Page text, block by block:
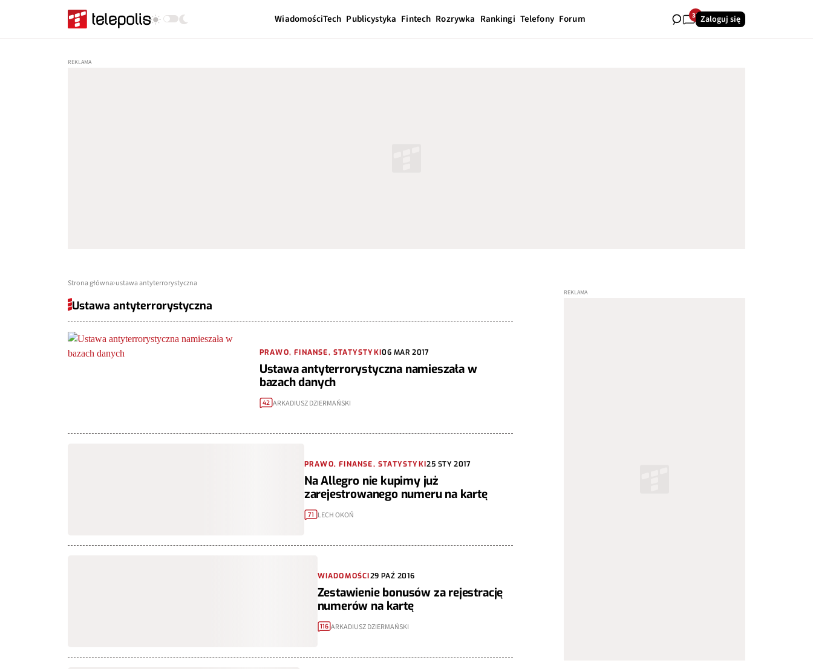
WiadomościTech Publicystyka Fintech Rozrywka Rankingi Telefony Forum 33Zaloguj się
Strona główna ustawa antyterrorystyczna
Ustawa antyterrorystyczna
PRAWO, FINANSE, STATYSTYKI06 MAR 2017
Ustawa antyterrorystyczna namieszała w
bazach danych
42 ARKADIUSZ DZIERMAŃSKI
PRAWO, FINANSE, STATYSTYKI25 STY 2017
Na Allegro nie kupimy już
zarejestrowanego numeru na kartę
71 LECH OKOŃ
WIADOMOŚCI29 PAŹ 2016
Zestawienie bonusów za rejestrację
numerów na kartę
116 ARKADIUSZ DZIERMAŃSKI